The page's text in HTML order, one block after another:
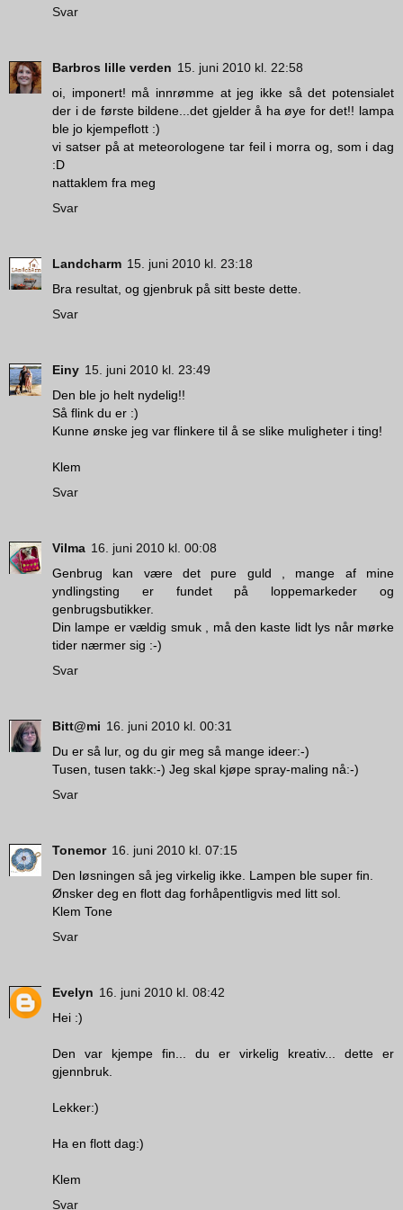
Svar
Barbros lille verden 15. juni 2010 kl. 22:58
oi, imponert! må innrømme at jeg ikke så det potensialet
der i de første bildene...det gjelder å ha øye for det!! lampa
ble jo kjempeflott :)
vi satser på at meteorologene tar feil i morra og, som i dag
:D
nattaklem fra meg
Svar
Landcharm 15. juni 2010 kl. 23:18
Bra resultat, og gjenbruk på sitt beste dette.
Svar
Einy 15. juni 2010 kl. 23:49
Den ble jo helt nydelig!!
Så flink du er :)
Kunne ønske jeg var flinkere til å se slike muligheter i ting!
Klem
Svar
Vilma 16. juni 2010 kl. 00:08
Genbrug kan være det pure guld , mange af mine
yndlingsting er fundet på loppemarkeder og
genbrugsbutikker.
Din lampe er vældig smuk , må den kaste lidt lys når mørke
tider nærmer sig :-)
Svar
Bitt@mi 16. juni 2010 kl. 00:31
Du er så lur, og du gir meg så mange ideer:-)
Tusen, tusen takk:-) Jeg skal kjøpe spray-maling nå:-)
Svar
Tonemor 16. juni 2010 kl. 07:15
Den løsningen så jeg virkelig ikke. Lampen ble super fin.
Ønsker deg en flott dag forhåpentligvis med litt sol.
Klem Tone
Svar
Evelyn 16. juni 2010 kl. 08:42
Hei :)
Den var kjempe fin... du er virkelig kreativ... dette er
gjennbruk.
Lekker:)
Ha en flott dag:)
Klem
Svar